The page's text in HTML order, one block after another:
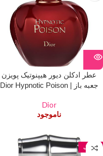
عطر ادکلن دیور هیپنوتیک پویزن
جعبه باز | Dior Hypnotic Poison
Dior
ناموجود
75 میل